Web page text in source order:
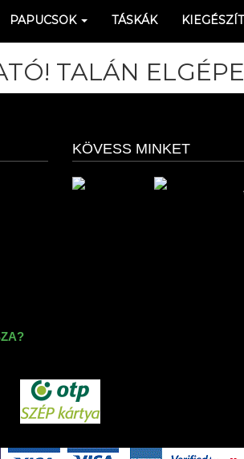
PAPUCSOK TÁSKÁK
TALÁN
KÖVESS MINKET